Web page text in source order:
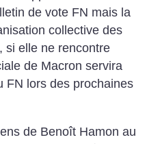
de vote FN mais la
collective des
si elle ne rencontre
de Macron servira
FN lors des prochaines
de Benoît Hamon au